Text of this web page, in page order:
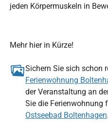
jeden Körpermuskeln in
Mehr hier in Kürze!
Sichern Sie sich schon
Ferienwohnung
der Veranstaltung an
Sie die Ferienwohnung
Ostseebad Boltenhagen.